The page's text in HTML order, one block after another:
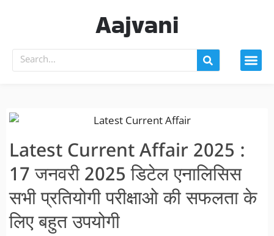
Aajvani
Latest Current Affair 2025 :
17 जनवरी 2025 डिटेल एनालिसिस
सभी प्रतियोगी परीक्षाओ की सफलता के
लिए बहुत उपयोगी